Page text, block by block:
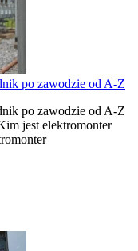
po zawodzie od A-Z
po zawodzie od A-Z
jest elektromonter